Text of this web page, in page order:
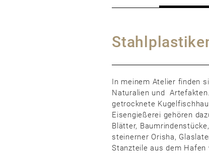
In meinem Atelier finden
Naturalien und
getrocknete
Eisengießerei gehören
Blätter,
steinerner Orisha,
Stanzteile aus dem Hafen